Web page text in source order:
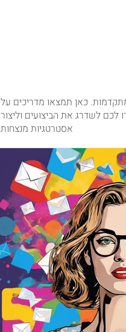
מתקדמות. כאן תמצאו מדריכים על
לכם לשדרג את הביצועים וליצור
אסטרטגיות מנצחות